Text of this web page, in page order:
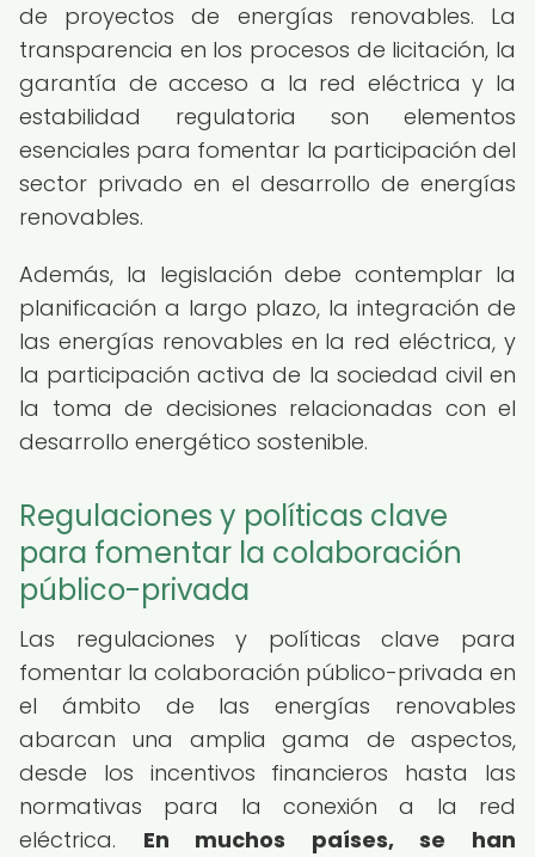
de proyectos de energías renovables. La
transparencia en los procesos de licitación, la
garantía de acceso a la red eléctrica y la
estabilidad regulatoria son elementos
esenciales para fomentar la participación del
sector privado en el desarrollo de energías
renovables.
Además, la legislación debe contemplar la
planificación a largo plazo, la integración de
las energías renovables en la red eléctrica, y
la participación activa de la sociedad civil en
la toma de decisiones relacionadas con el
desarrollo energético sostenible.
Regulaciones y políticas clave
para fomentar la colaboración
público-privada
Las regulaciones y políticas clave para
fomentar la colaboración público-privada en
el ámbito de las energías renovables
abarcan una amplia gama de aspectos,
desde los incentivos financieros hasta las
normativas para la conexión a la red
eléctrica. En muchos países, se han